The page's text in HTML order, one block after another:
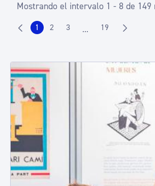
Mostrando el intervalo 1 - 8 de 149
Página
1 Página
2 Página
3 ...PáginasPágina
19